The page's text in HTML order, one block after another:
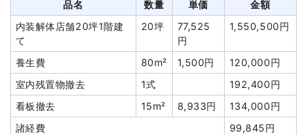
て
木造住宅12坪2階建て
24,940
円
木造住宅15坪2階建て 15坪
32,667
490,000円
CB造小屋11坪1階建て 11坪
31,966
351,622円
屋外物処分
5m³ 10,000円
50,000円
諸経費
138,353円
値引き
6,481円
小計
763,636円
消費税
76,364円
合計金額
840,000円
品名 数量 単価
金額
内装解体店舗20坪1階建
て
20坪
77,525
円
1,550,500円
養生費 80m² 1,500円
120,000円
室内残置物撤去
1式
192,400円
看板撤去
15m² 8,933円
134,000円
諸経費
99,845円